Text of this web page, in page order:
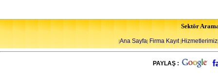
Sektör
|Ana Sayfa| Firma Kayıt|Hizmetlerimiz|
PAYLAŞ :